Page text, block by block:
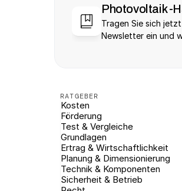
Photovoltaik -
Tragen Sie sich
Newsletter ein und
RATGEBER
Kosten
Förderung
Test & Vergleiche
Grundlagen
Ertrag & Wirtschaftlichkeit
Planung & Dimensionierung
Technik & Komponenten
Sicherheit & Betrieb